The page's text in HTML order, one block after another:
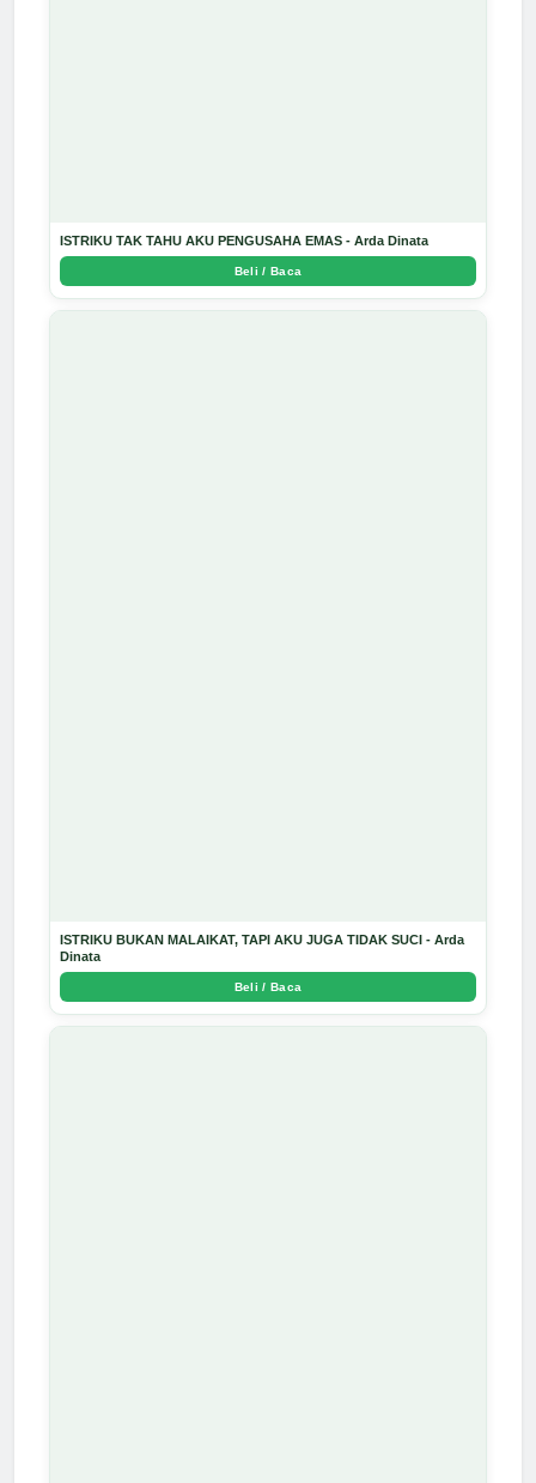
ISTRIKU TAK TAHU AKU PENGUSAHA EMAS - Arda Dinata
Beli / Baca
ISTRIKU BUKAN MALAIKAT, TAPI AKU JUGA TIDAK SUCI - Arda
Dinata
Beli / Baca